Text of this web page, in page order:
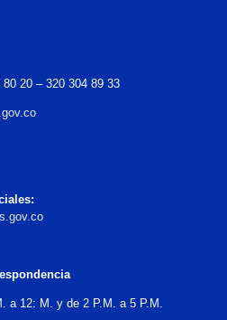
80 20 – 320 304 89 33
a 12: M. y de 2 P.M. a 5 P.M.